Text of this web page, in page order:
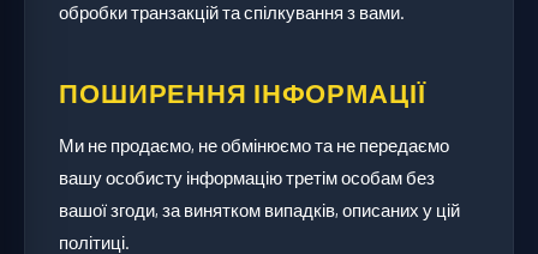
обробки транзакцій та спілкування з вами.
ПОШИРЕННЯ ІНФОРМАЦІЇ
Ми не продаємо, не обмінюємо та не передаємо
вашу особисту інформацію третім особам без
вашої згоди, за винятком випадків, описаних у цій
політиці.